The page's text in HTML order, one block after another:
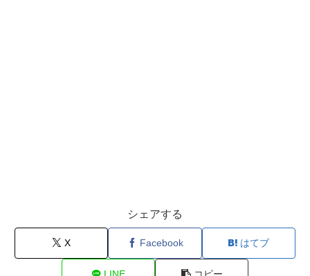
シェアする
X Facebook はてブ